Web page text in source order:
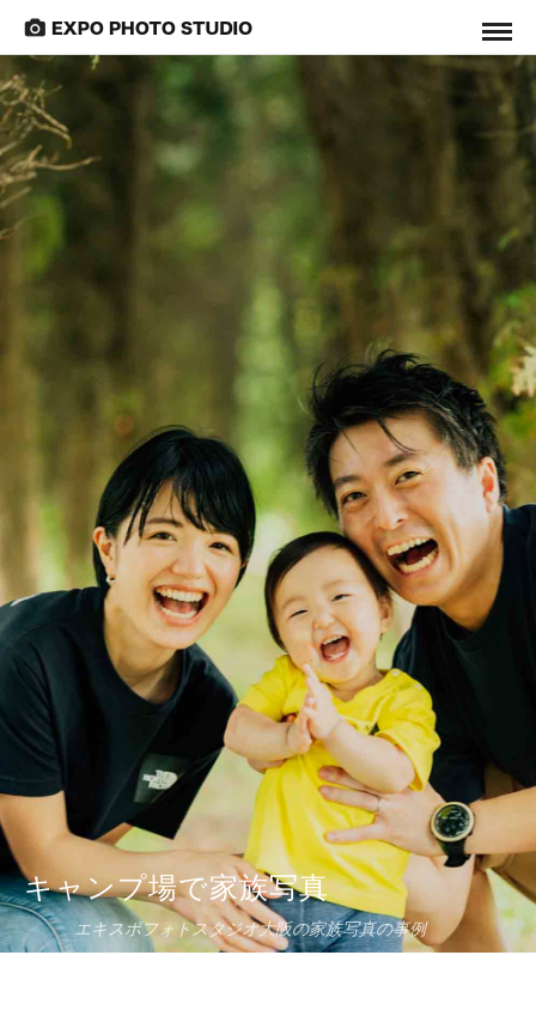
キャンプ場で家族写真
エキスポフォトスタジオ大阪の家族写真の事例